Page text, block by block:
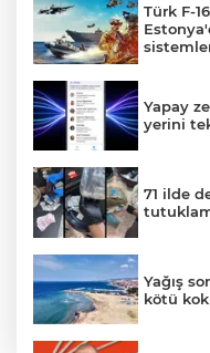
Türk F-
Yapay
yerini
71 ilde
Yağış
kötü